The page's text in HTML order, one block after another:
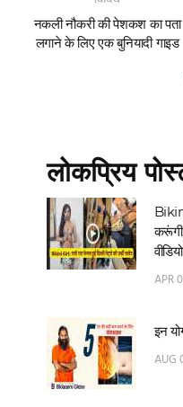
नकली नौकरी की पेशकश का पता
लगाने के लिए एक बुनियादी गाइड
लोकप्रिय
APR
इन
AUG